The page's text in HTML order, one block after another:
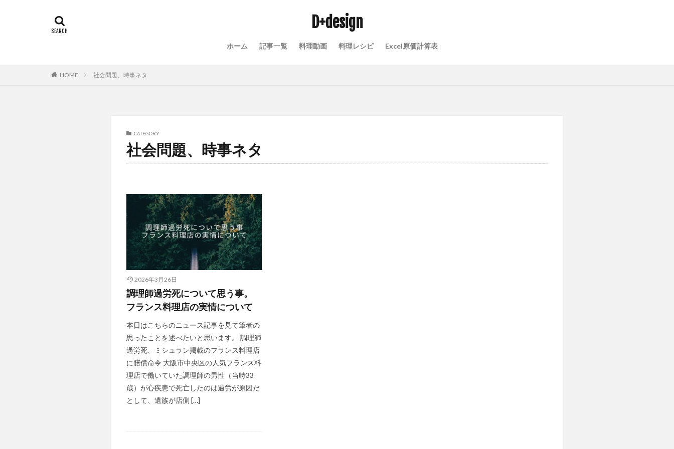
D+design
ホーム 記事一覧 料理動画 料理レシピ Excel原価計算表
HOME 社会問題、時事ネタ
CATEGORY
社会問題、時事ネタ
2026年3月26日
調理師過労死について思う事。
フランス料理店の実情について
本日はこちらのニュース記事を見て筆者の
思ったことを述べたいと思います。 調理師
過労死、ミシュラン掲載のフランス料理店
に賠償命令 大阪市中央区の人気フランス料
理店で働いていた調理師の男性（当時33
歳）が心疾患で死亡したのは過労が原因だ
として、遺族が店側 […]